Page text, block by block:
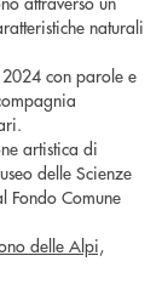
naturali
con parole e
artistica di
delle Scienze
Fondo Comune
delle Alpi,